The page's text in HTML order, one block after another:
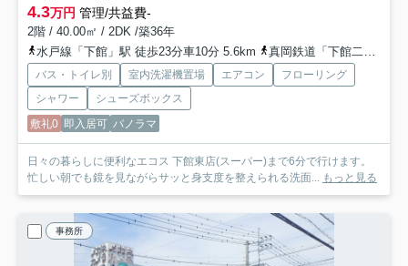
4.3万円 管理/共益費-
2階 / 40.00㎡ / 2DK /築36年
水戸線「下館」駅 徒歩23分車10分 5.6km
真岡鉄道「下館二高前」駅 徒歩38分
バス・トイレ別 室内洗濯機置場 エアコン
フローリング
シャワー
シューズボックス
敷礼0 即入居可 パノラマ
日々の暮らしに便利なエコス 下館東店(スーパー)まで6分で行けます。
忙しい朝でも鏡を見ながらサッと身支度を整えられる洗面... もっと見る
事務所